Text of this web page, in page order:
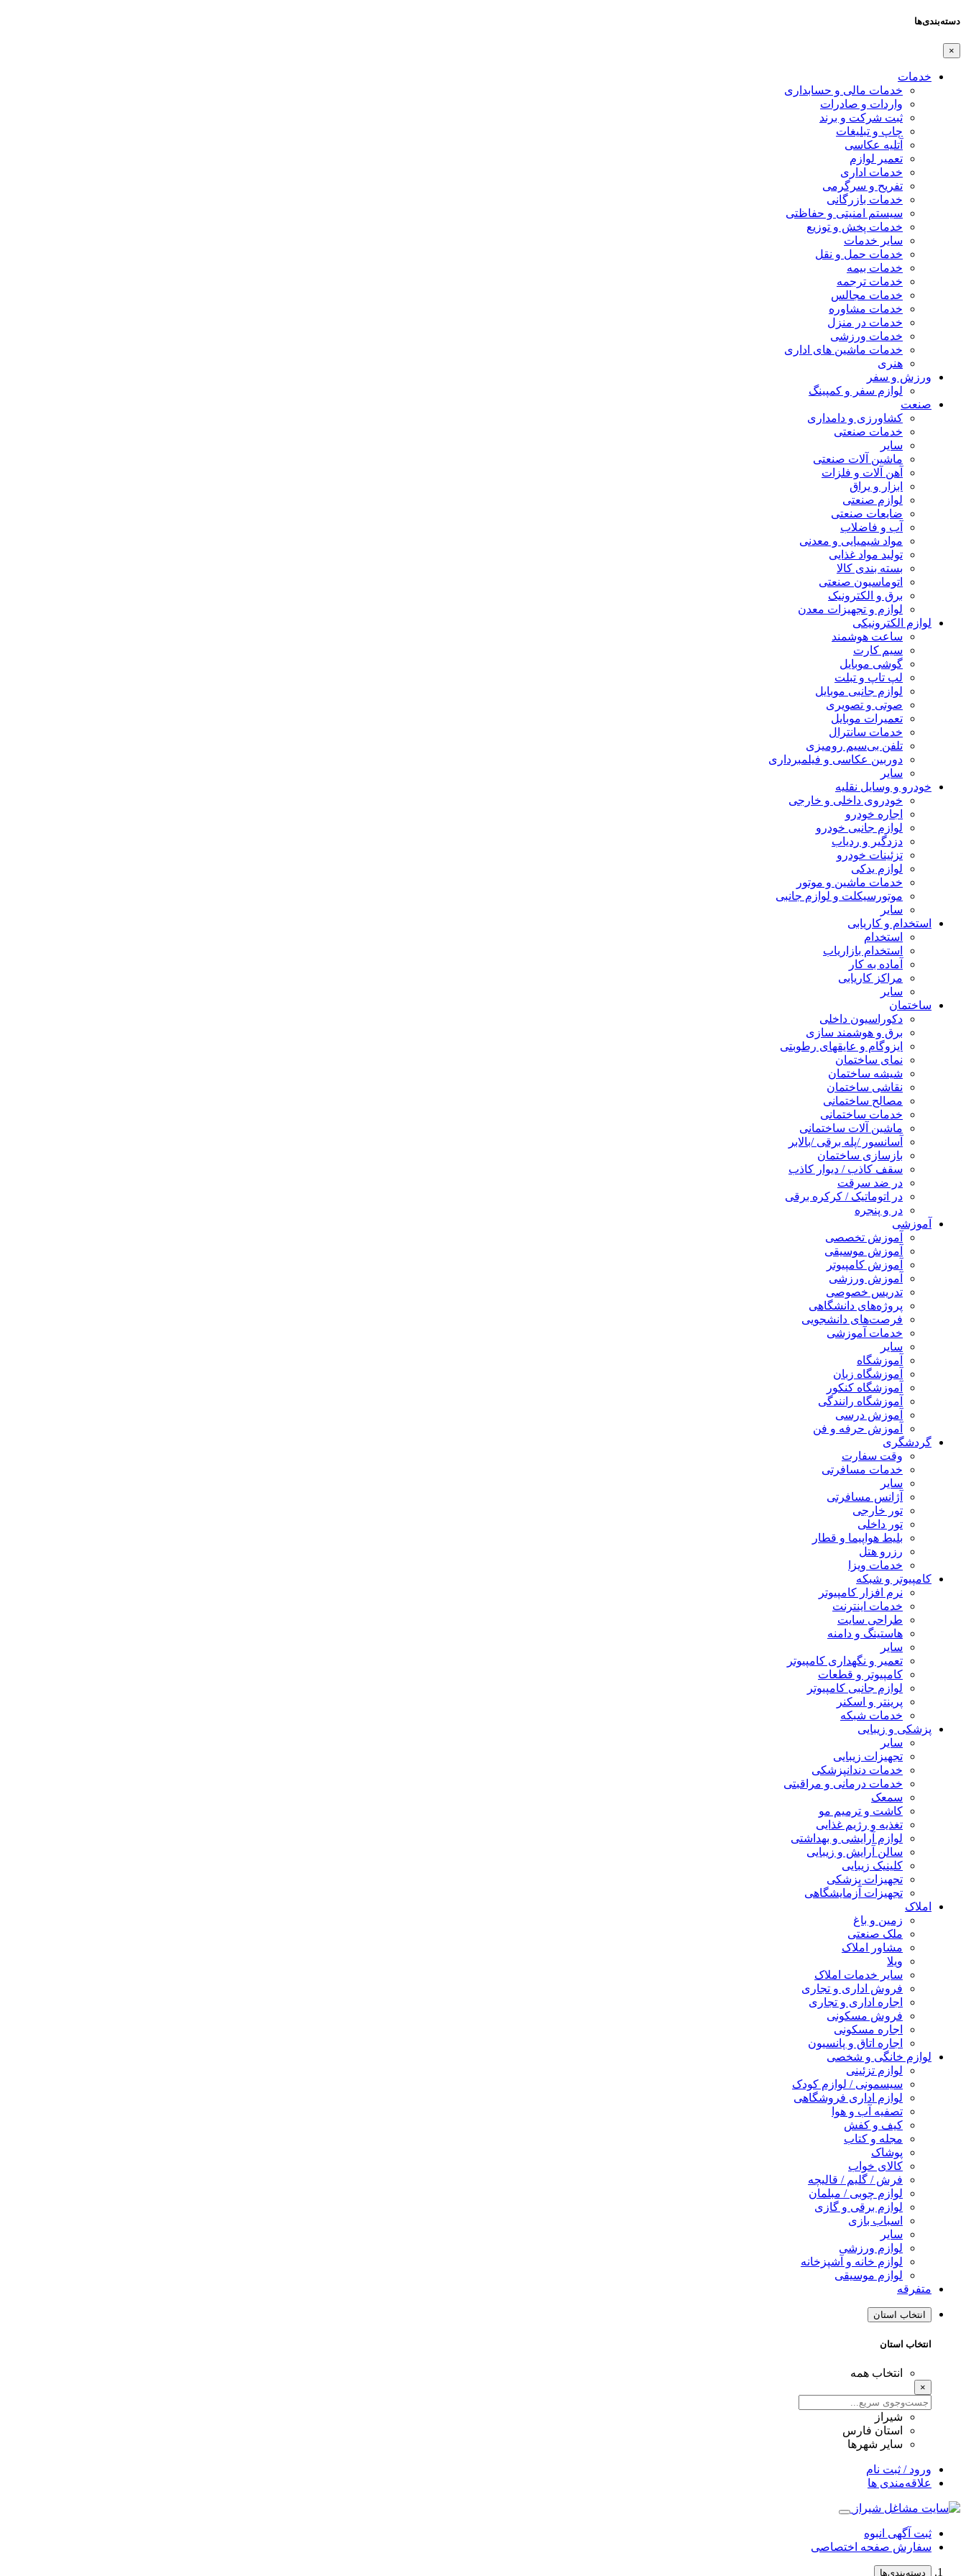
دسته‌بندی‌ها
×
خدمات
خدمات مالی و حسابداری
واردات و صادرات
ثبت شرکت و برند
چاپ و تبلیغات
آتلیه عکاسی
تعمیر لوازم
خدمات اداری
تفریح و سرگرمی
خدمات بازرگانی
سیستم امنیتی و حفاظتی
خدمات پخش و توزیع
سایر خدمات
خدمات حمل و نقل
خدمات بیمه
خدمات ترجمه
خدمات مجالس
خدمات مشاوره
خدمات در منزل
خدمات ورزشی
خدمات ماشین های اداری
هنری
ورزش و سفر
لوازم سفر و کمپینگ
صنعت
کشاورزی و دامداری
خدمات صنعتی
سایر
ماشین آلات صنعتی
آهن آلات و فلزات
ابزار و یراق
لوازم صنعتی
ضایعات صنعتی
آب و فاضلاب
مواد شیمیایی و معدنی
تولید مواد غذایی
بسته بندی کالا
اتوماسیون صنعتی
برق و الکترونیک
لوازم و تجهیزات معدن
لوازم الکترونیکی
ساعت هوشمند
سیم کارت
گوشی موبایل
لپ تاپ و تبلت
لوازم جانبی موبایل
صوتی و تصویری
تعمیرات موبایل
خدمات سانترال
تلفن بی‌سیم رومیزی
دوربین عکاسی و فیلمبرداری
سایر
خودرو و وسایل نقلیه
خودروی داخلی و خارجی
اجاره خودرو
لوازم جانبی خودرو
دزدگیر و ردیاب
تزئینات خودرو
لوازم یدکی
خدمات ماشین و موتور
موتورسیکلت و لوازم جانبی
سایر
استخدام و کاریابی
استخدام
استخدام بازاریاب
آماده به کار
مراکز کاریابی
سایر
ساختمان
دکوراسیون داخلی
برق و هوشمند سازی
ایزوگام و عایقهای رطوبتی
نمای ساختمان
شیشه ساختمان
نقاشی ساختمان
مصالح ساختمانی
خدمات ساختمانی
ماشین آلات ساختمانی
آسانسور /پله برقی /بالابر
بازسازی ساختمان
سقف کاذب / دیوار کاذب
در ضد سرقت
در اتوماتیک / کرکره برقی
در و پنجره
آموزشی
آموزش تخصصی
آموزش موسیقی
آموزش کامپیوتر
آموزش ورزشی
تدریس خصوصی
پروژه‌های دانشگاهی
فرصت‌های دانشجویی
خدمات آموزشی
سایر
آموزشگاه
آموزشگاه زبان
آموزشگاه کنکور
آموزشگاه رانندگی
آموزش درسی
آموزش حرفه و فن
گردشگری
وقت سفارت
خدمات مسافرتی
سایر
آژانس مسافرتی
تور خارجی
تور داخلی
بلیط هواپیما و قطار
رزرو هتل
خدمات ویزا
کامپیوتر و شبکه
نرم افزار کامپیوتر
خدمات اینترنت
طراحی سایت
هاستینگ و دامنه
سایر
تعمیر و نگهداری کامپیوتر
کامپیوتر و قطعات
لوازم جانبی کامپیوتر
پرینتر و اسکنر
خدمات شبکه
پزشکی و زیبایی
سایر
تجهیزات زیبایی
خدمات دندانپزشکی
خدمات درمانی و مراقبتی
سمعک
کاشت و ترمیم مو
تغذیه و رژیم غذایی
لوازم آرایشی و بهداشتی
سالن آرایش و زیبایی
کلینیک زیبایی
تجهیزات پزشکی
تجهیزات آزمایشگاهی
املاک
زمین و باغ
ملک صنعتی
مشاور املاک
ویلا
سایر خدمات املاک
فروش اداری و تجاری
اجاره اداری و تجاری
فروش مسکونی
اجاره مسکونی
اجاره اتاق و پانسیون
لوازم خانگی و شخصی
لوازم تزئینی
سیسمونی / لوازم کودک
لوازم اداری فروشگاهی
تصفیه آب و هوا
کیف و کفش
مجله و کتاب
پوشاک
کالای خواب
فرش / گلیم / قالیچه
لوازم چوبی / مبلمان
لوازم برقی و گازی
اسباب بازی
سایر
لوازم ورزشی
لوازم خانه و آشپزخانه
لوازم موسیقی
متفرقه
انتخاب استان
انتخاب استان
انتخاب همه
×
شیراز
استان فارس
سایر شهرها
ورود / ثبت نام
علاقه‌مندی ها
ثبت آگهی انبوه
سفارش صفحه اختصاصی
دسته‌بندی‌ها